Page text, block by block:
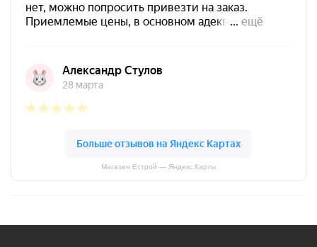
Магазин Естрой — Яндекс.Карты